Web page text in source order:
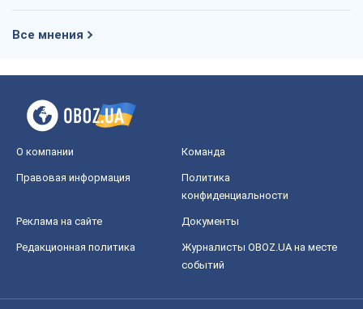
Все мнения
О компании Команда
Правовая информация
Политика
конфиденциальности
Реклама на сайте Документы
Редакционная политика
Журналисты OBOZ.UA на месте
событий